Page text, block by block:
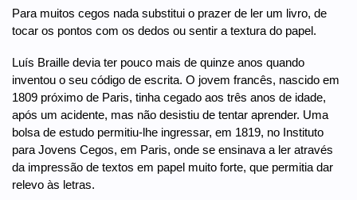
Para muitos cegos nada substitui o prazer de ler um livro, de
tocar os pontos com os dedos ou sentir a textura do papel.
Luís Braille devia ter pouco mais de quinze anos quando
inventou o seu código de escrita. O jovem francês, nascido em
1809 próximo de Paris, tinha cegado aos três anos de idade,
após um acidente, mas não desistiu de tentar aprender. Uma
bolsa de estudo permitiu-lhe ingressar, em 1819, no Instituto
para Jovens Cegos, em Paris, onde se ensinava a ler através
da impressão de textos em papel muito forte, que permitia dar
relevo às letras.